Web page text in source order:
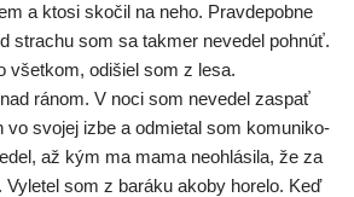
a kto­si sko­čil na neho. Pravdepobne
stra­chu som sa tak­mer neve­del pohnúť.
všet­kom, odišiel som z lesa.
ránom. V noci som neve­del zaspať
vo svo­jej izbe a odmie­tal som komu­ni­ko­
až kým ma mama neoh­lá­si­la, že za
Vyletel som z bará­ku ako­by hore­lo. Keď